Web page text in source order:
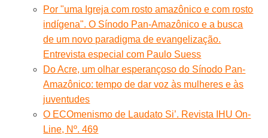
Por "uma Igreja com rosto amazônico e com rosto
indígena". O Sínodo Pan-Amazônico e a busca
de um novo paradigma de evangelização.
Entrevista especial com Paulo Suess
Do Acre, um olhar esperançoso do Sínodo Pan-
Amazônico: tempo de dar voz às mulheres e às
juventudes
O ECOmenismo de Laudato Si’. Revista IHU On-
Line, Nº. 469